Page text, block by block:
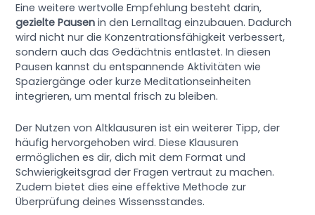
Eine weitere wertvolle Empfehlung besteht darin,
gezielte Pausen in den Lernalltag einzubauen. Dadurch
wird nicht nur die Konzentrationsfähigkeit verbessert,
sondern auch das Gedächtnis entlastet. In diesen
Pausen kannst du entspannende Aktivitäten wie
Spaziergänge oder kurze Meditationseinheiten
integrieren, um mental frisch zu bleiben.
Der Nutzen von Altklausuren ist ein weiterer Tipp, der
häufig hervorgehoben wird. Diese Klausuren
ermöglichen es dir, dich mit dem Format und
Schwierigkeitsgrad der Fragen vertraut zu machen.
Zudem bietet dies eine effektive Methode zur
Überprüfung deines Wissensstandes.